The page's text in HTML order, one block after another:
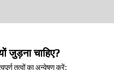
जुड़ना चाहिए?
तत्वों का अन्वेषण करें: